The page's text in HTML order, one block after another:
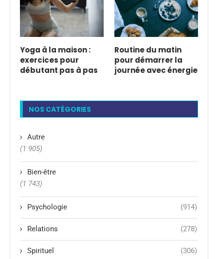
Yoga à la maison :
exercices pour
débutant pas à pas
Routine du matin
pour démarrer la
journée avec énergie
NOS CATÉGORIES
Autre
(1 905)
Bien-être
(1 743)
Psychologie (914)
Relations (278)
Spirituel (306)